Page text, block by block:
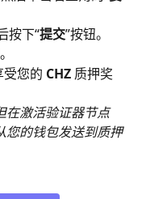
按下“提交”按钮。
受您的 CHZ 质押奖
在激活验证器节点
您的钱包发送到质押